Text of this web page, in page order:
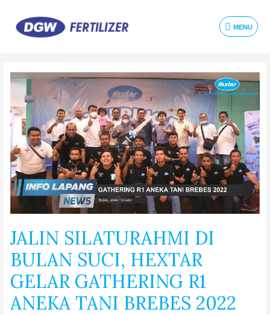
MENU
JALIN SILATURAHMI DI
BULAN SUCI, HEXTAR
GELAR GATHERING R1
ANEKA TANI BREBES 2022